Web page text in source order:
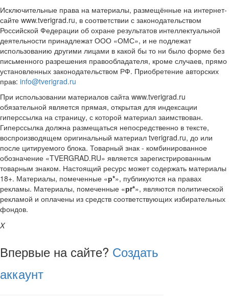
Исключительные права на материалы, размещённые на интернет-
сайте www.tverigrad.ru, в соответствии с законодательством
Российской Федерации об охране результатов интеллектуальной
деятельности принадлежат ООО «ОМС», и не подлежат
использованию другими лицами в какой бы то ни было форме без
письменного разрешения правообладателя, кроме случаев, прямо
установленных законодательством РФ. Приобретение авторских
прав: info@tverigrad.ru
При использовании материалов сайта www.tverigrad.ru
обязательной является прямая, открытая для индексации
гиперссылка на страницу, с которой материал заимствован.
Гиперссылка должна размещаться непосредственно в тексте,
воспроизводящем оригинальный материал tverigrad.ru, до или
после цитируемого блока. Товарный знак - комбинированное
обозначение «TVERGRAD.RU» является зарегистрированным
товарным знаком. Настоящий ресурс может содержать материалы
18+. Материалы, помеченные «р*», публикуются на правах
рекламы. Материалы, помеченные «рr*», являются политической
рекламой и оплачены из средств соответствующих избирательных
фондов.
X
Впервые на сайте? Создать
аккаунт